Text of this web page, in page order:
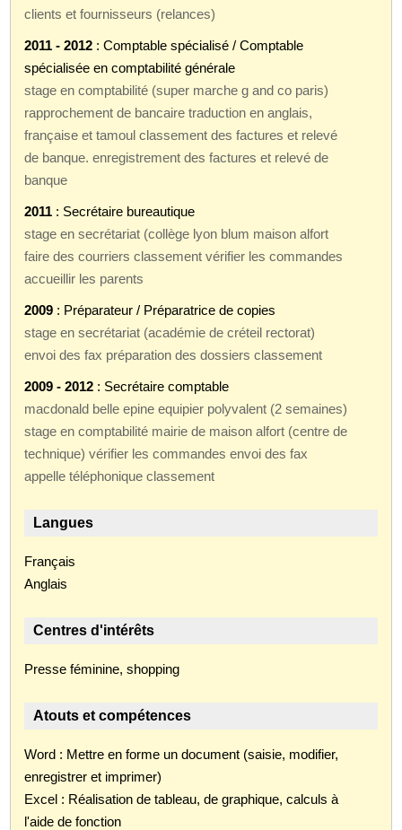
clients et fournisseurs (relances)
2011 - 2012 : Comptable spécialisé / Comptable
spécialisée en comptabilité générale
stage en comptabilité (super marche g and co paris)
rapprochement de bancaire traduction en anglais,
française et tamoul classement des factures et relevé
de banque. enregistrement des factures et relevé de
banque
2011 : Secrétaire bureautique
stage en secrétariat (collège lyon blum maison alfort
faire des courriers classement vérifier les commandes
accueillir les parents
2009 : Préparateur / Préparatrice de copies
stage en secrétariat (académie de créteil rectorat)
envoi des fax préparation des dossiers classement
2009 - 2012 : Secrétaire comptable
macdonald belle epine equipier polyvalent (2 semaines)
stage en comptabilité mairie de maison alfort (centre de
technique) vérifier les commandes envoi des fax
appelle téléphonique classement
Langues
Français
Anglais
Centres d'intérêts
Presse féminine, shopping
Atouts et compétences
Word : Mettre en forme un document (saisie, modifier,
enregistrer et imprimer)
Excel : Réalisation de tableau, de graphique, calculs à
l'aide de fonction